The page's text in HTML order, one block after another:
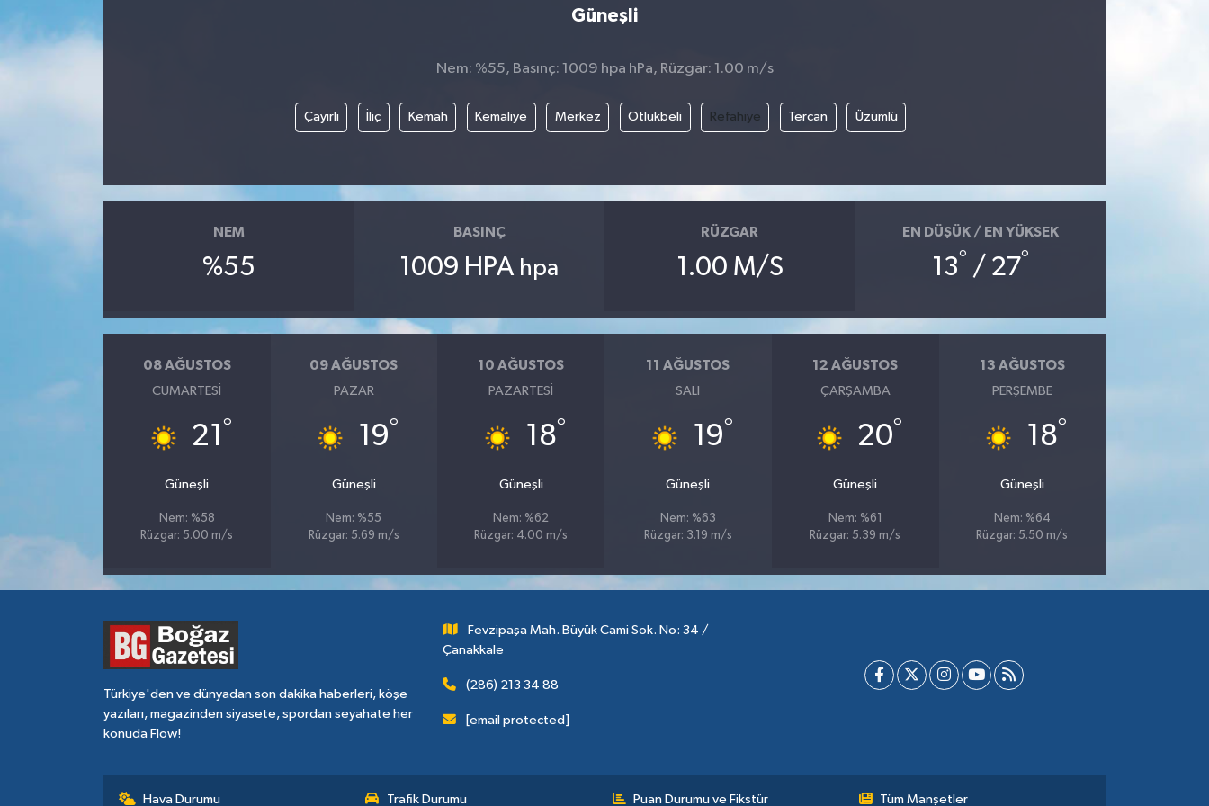
Güneşli
Nem: %55, Basınç: 1009 hpa hPa, Rüzgar: 1.00 m/s
Çayırlı İliç Kemah Kemaliye Merkez Otlukbeli Refahiye Tercan Üzümlü
NEM
%55
BASINÇ
1009 HPA hpa
RÜZGAR
1.00 M/S
EN DÜŞÜK / EN YÜKSEK
13° / 27°
08 AĞUSTOS
CUMARTESI
21 °
Güneşli
Nem: %58
Rüzgar: 5.00 m/s
09 AĞUSTOS
PAZAR
19°
Güneşli
Nem: %55
Rüzgar: 5.69 m/s
10 AĞUSTOS
PAZARTESI
18°
Güneşli
Nem: %62
Rüzgar: 4.00 m/s
11 AĞUSTOS
SALI
19°
Güneşli
Nem: %63
Rüzgar: 3.19 m/s
12 AĞUSTOS
ÇARŞAMBA
20°
Güneşli
Nem: %61
Rüzgar: 5.39 m/s
13 AĞUSTOS
PERŞEMBE
18°
Güneşli
Nem: %64
Rüzgar: 5.50 m/s
Türkiye'den ve dünyadan son dakika haberleri, köşe
yazıları, magazinden siyasete, spordan seyahate her
konuda Flow!
Fevzipaşa Mah. Büyük Cami Sok. No: 34 /
Çanakkale
(286) 213 34 88
[email protected]
Hava Durumu Trafik Durumu Puan Durumu ve Fikstür Tüm Manşetler